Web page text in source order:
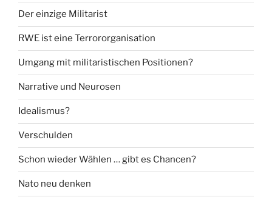
Der einzige Militarist
RWE ist eine Terrororganisation
Umgang mit militaristischen Positionen?
Narrative und Neurosen
Idealismus?
Verschulden
Schon wieder Wählen … gibt es Chancen?
Nato neu denken